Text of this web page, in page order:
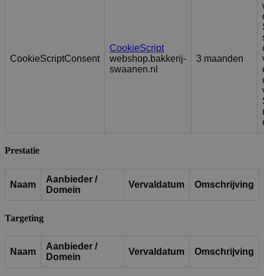
CookieScriptConsent
CookieScript
webshop.bakkerij-
swaanen.nl
3 maanden
Prestatie
Naam
Aanbieder /
Domein
Vervaldatum Omschrijving
Targeting
Naam
Aanbieder /
Domein
Vervaldatum Omschrijving